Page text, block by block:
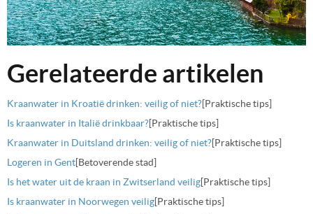
Gerelateerde artikelen
Kraanwater in Kroatië drinken: veilig of niet?[Praktische tips]
Is kraanwater in Italië drinkbaar?[Praktische tips]
Kraanwater in Duitsland drinken: veilig of niet?[Praktische tips]
Logeren in Gent[Betoverende stad]
Is het water uit de kraan in Zwitserland veilig[Praktische tips]
Is kraanwater in Noorwegen veilig[Praktische tips]